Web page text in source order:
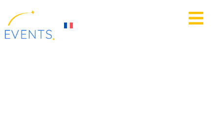
principal